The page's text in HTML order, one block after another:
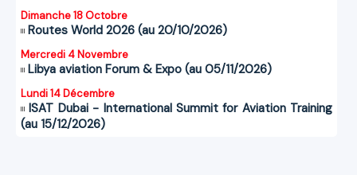
Dimanche 18 Octobre
Routes World 2026 (au 20/10/2026)
Mercredi 4 Novembre
Libya aviation Forum & Expo (au 05/11/2026)
Lundi 14 Décembre
ISAT Dubai - International Summit for Aviation Training
(au 15/12/2026)